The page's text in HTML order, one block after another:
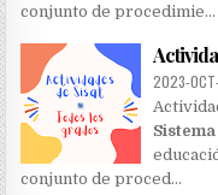
conjunto de procedimie…
2023-
conjunto de proced…